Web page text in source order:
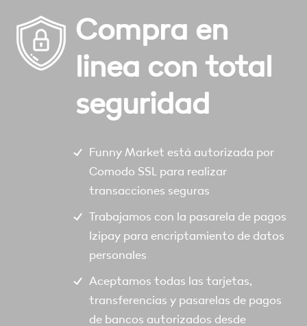
Compra en
linea con total
seguridad
Funny Market está autorizada por
Comodo SSL para realizar
transacciones seguras
Trabajamos con la pasarela de pagos
Izipay para encriptamiento de datos
personales
Aceptamos todas las tarjetas,
transferencias y pasarelas de pagos
de bancos autorizados desde